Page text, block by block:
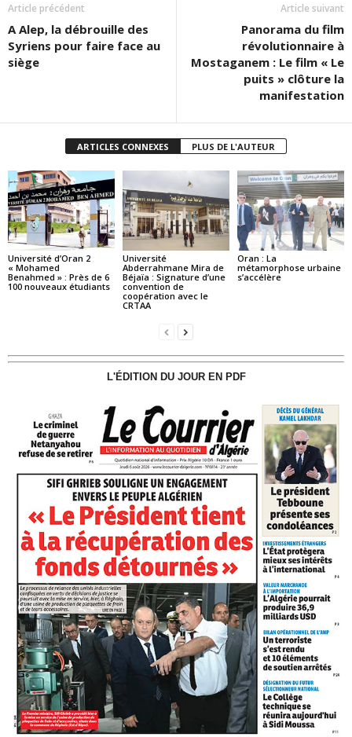
Article précédent
A Alep, la débrouille des
Syriens pour faire face au
siège
Article suivant
Panorama du film
révolutionnaire à
Mostaganem : Le film « Le
puits » clôture la
manifestation
ARTICLES CONNEXES PLUS DE L'AUTEUR
Université d’Oran 2
« Mohamed
Benahmed » : Près de 6
100 nouveaux étudiants
Université
Abderrahmane Mira de
Béjaïa : Signature d’une
convention de
coopération avec le
CRTAA
Oran : La
métamorphose urbaine
s’accélère
L'ÉDITION DU JOUR EN PDF